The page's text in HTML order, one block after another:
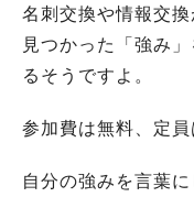
名刺交換や情報交
見つかった「強み
るそうですよ。
参加費は無料、定
自分の強みを言葉